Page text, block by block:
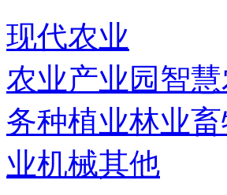
现代农业
农业产业园智
务种植业林业
业机械其他